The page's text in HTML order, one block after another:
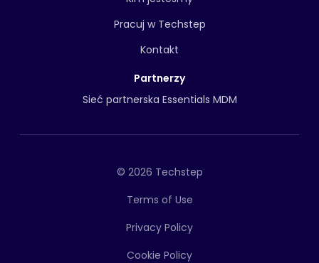
Pracuj w Techstep
Kontakt
Partnerzy
Sieć partnerska Essentials MDM
© 2026 Techstep
Terms of Use
Privacy Policy
Cookie Policy